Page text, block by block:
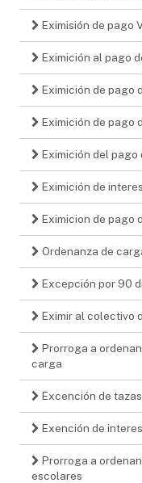
Eximisión de pago
Eximición al pago
Eximición de pago
Eximición de pago
Eximición del pago
Eximición de
Eximicion de pago
Ordenanza de
Excepción por 90
Eximir al colectivo
Prorroga a
carga
Excención de
Exención de
Prorroga a
escolares